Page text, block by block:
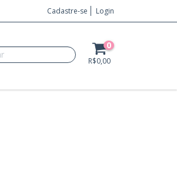
Cadastre-se Login
0
R$0,00